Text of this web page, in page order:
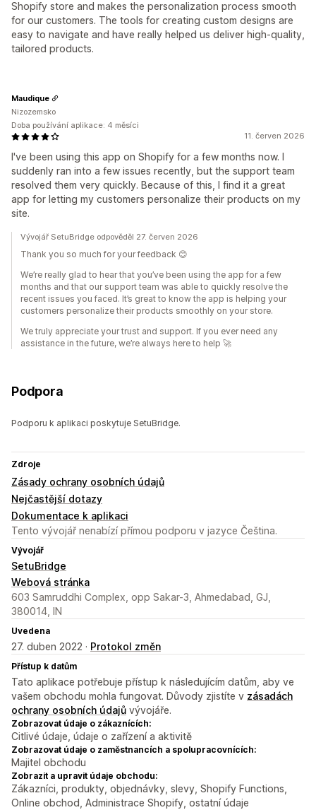
Shopify store and makes the personalization process smooth
for our customers. The tools for creating custom designs are
easy to navigate and have really helped us deliver high-quality,
tailored products.
11. červen 2026
I've been using this app on Shopify for a few months now. I
suddenly ran into a few issues recently, but the support team
resolved them very quickly. Because of this, I find it a great
app for letting my customers personalize their products on my
site.
Maudique
Nizozemsko
Doba používání aplikace: 4 měsíci
Vývojář SetuBridge odpověděl 27. červen 2026
Thank you so much for your feedback 😊
We’re really glad to hear that you’ve been using the app for a few
months and that our support team was able to quickly resolve the
recent issues you faced. It’s great to know the app is helping your
customers personalize their products smoothly on your store.
We truly appreciate your trust and support. If you ever need any
assistance in the future, we’re always here to help 🚀
Podpora
Podporu k aplikaci poskytuje SetuBridge.
Zdroje
Zásady ochrany osobních údajů
Nejčastější dotazy
Dokumentace k aplikaci
Tento vývojář nenabízí přímou podporu v jazyce Čeština.
Vývojář
SetuBridge
Webová stránka
603 Samruddhi Complex, opp Sakar-3, Ahmedabad, GJ,
380014, IN
Uvedena
27. duben 2022 · Protokol změn
Přístup k datům
Tato aplikace potřebuje přístup k následujícím datům, aby ve
vašem obchodu mohla fungovat. Důvody zjistíte v zásadách
ochrany osobních údajů vývojáře.
Zobrazovat údaje o zákaznících:
Citlivé údaje, údaje o zařízení a aktivitě
Zobrazovat údaje o zaměstnancích a spolupracovnících:
Majitel obchodu
Zobrazit a upravit údaje obchodu:
Zákazníci, produkty, objednávky, slevy, Shopify Functions,
Online obchod, Administrace Shopify, ostatní údaje